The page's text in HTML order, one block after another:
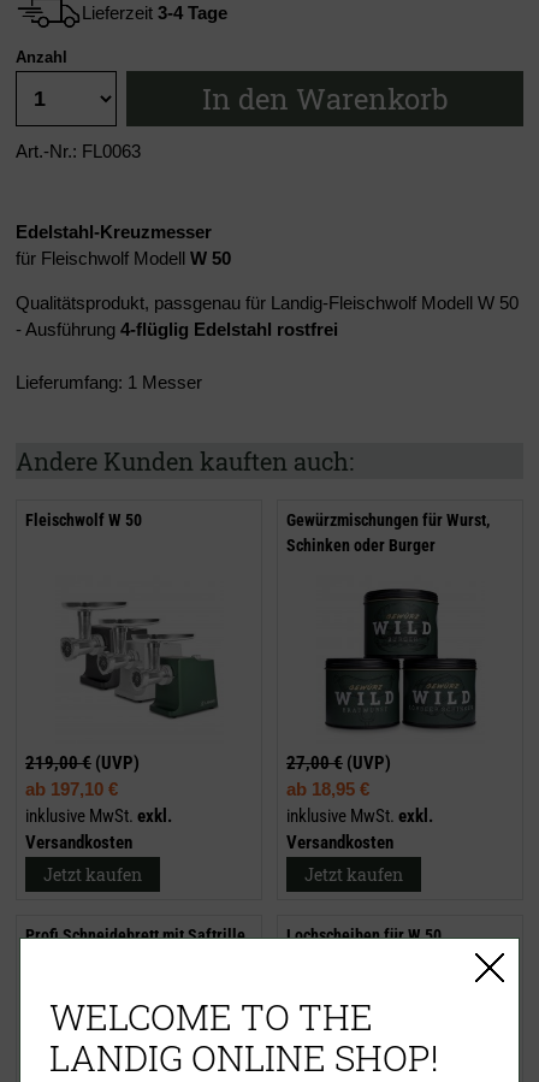
Lieferzeit 3-4 Tage
Anzahl
In den Warenkorb
Art.-Nr.: FL0063
Edelstahl-Kreuzmesser
für Fleischwolf Modell W 50
Qualitätsprodukt, passgenau für Landig-Fleischwolf Modell W 50
- Ausführung 4-flüglig Edelstahl rostfrei
Lieferumfang: 1 Messer
Andere Kunden kauften auch:
Fleischwolf W 50
219,00 € (UVP)
ab 197,10 €
inklusive MwSt. exkl.
Versandkosten
Jetzt kaufen
Gewürzmischungen für Wurst,
Schinken oder Burger
27,00 € (UVP)
ab 18,95 €
inklusive MwSt. exkl.
Versandkosten
Jetzt kaufen
Profi Schneidebrett mit Saftrille Lochscheiben für W 50
WELCOME TO THE
LANDIG ONLINE SHOP!